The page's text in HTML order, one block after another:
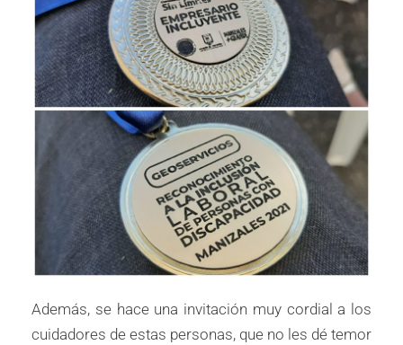
Además, se hace una invitación muy cordial a los
cuidadores de estas personas, que no les dé temor